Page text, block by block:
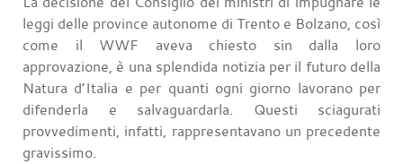
leggi delle province autonome di Trento e Bolzano, così
come il WWF aveva chiesto sin dalla loro
approvazione, è una splendida notizia per il futuro della
Natura d’Italia e per quanti ogni giorno lavorano per
difenderla e salvaguardarla. Questi sciagurati
provvedimenti, infatti, rappresentavano un precedente
gravissimo.